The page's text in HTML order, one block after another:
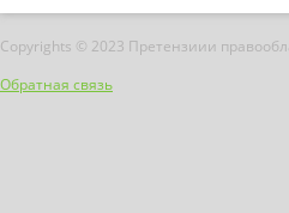
Copyrights © 2023 Претензиии
Обратная связь